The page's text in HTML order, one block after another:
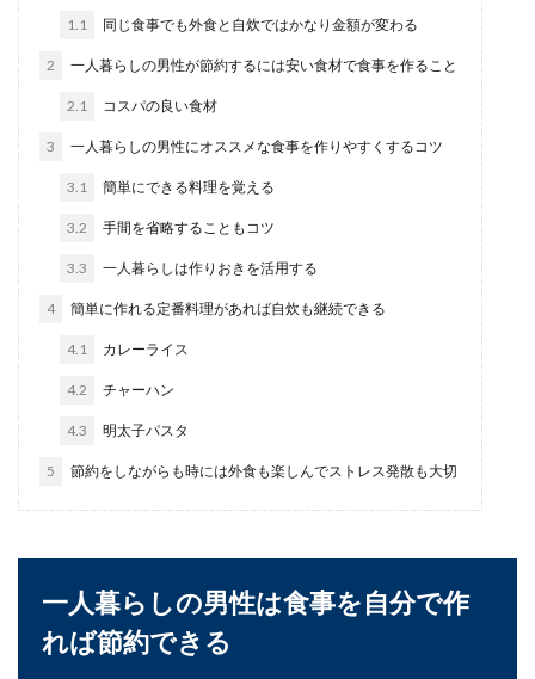
何らかの原因で車のバッテリーがあがってしまう
ことがありますが、バッテリーの充電はアイドリ
ング状態でも...
窓の結露で部屋の湿度が下がる？結露
の仕組みと湿度対策
窓に結露がつくと部屋の湿度は高くなっていると
思いませんか？しかし実際はその逆！結露がつい
鉄のフライパンがくっつく原因とその
料理の時に使うフライパン。どんなフライパンを
使っていますか？焦げたりフライパンにくっつい
たり...
自炊は、一人暮らしの男性でも簡単に
出来ます
1.1 同じ食事でも外食と自炊ではかなり金額が変わる
2 一人暮らしの男性が節約するには安い食材で食事を作ること
2.1 コスパの良い食材
3 一人暮らしの男性にオススメな食事を作りやすくするコツ
3.1 簡単にできる料理を覚える
3.2 手間を省略することもコツ
3.3 一人暮らしは作りおきを活用する
4 簡単に作れる定番料理があれば自炊も継続できる
4.1 カレーライス
4.2 チャーハン
4.3 明太子パスタ
5 節約をしながらも時には外食も楽しんでストレス発散も大切
一人暮らしの男性は食事を自分で作
れば節約できる